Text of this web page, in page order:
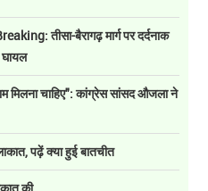
तीसा-बैरागढ़ मार्ग पर दर्दनाक
घायल
मिलना चाहिए": कांग्रेस सांसद औजला ने
पढ़ें क्या हुई बातचीत